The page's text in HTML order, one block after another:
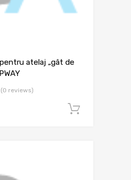
atelaj „gât de
(0 reviews)